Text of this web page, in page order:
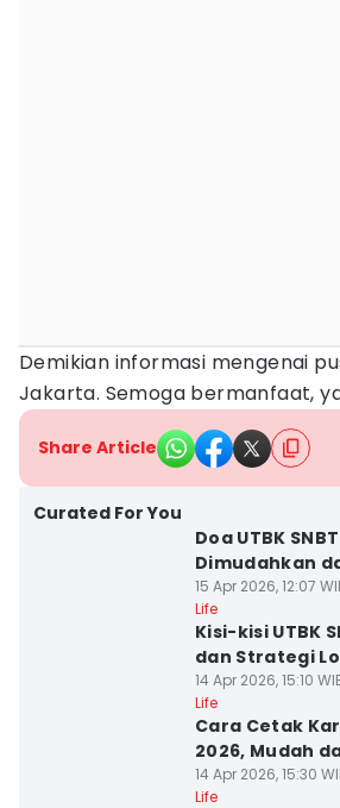
Demikian informasi mengenai
Jakarta. Semoga bermanfaat,
Share Article
Curated For You
Doa UTBK
Dimudahkan
15 Apr 2026, 12:07
Life
Kisi-kisi UTBK
dan Strategi
14 Apr 2026, 15:10
Life
Cara Cetak
2026, Mudah
14 Apr 2026, 15:30
Life